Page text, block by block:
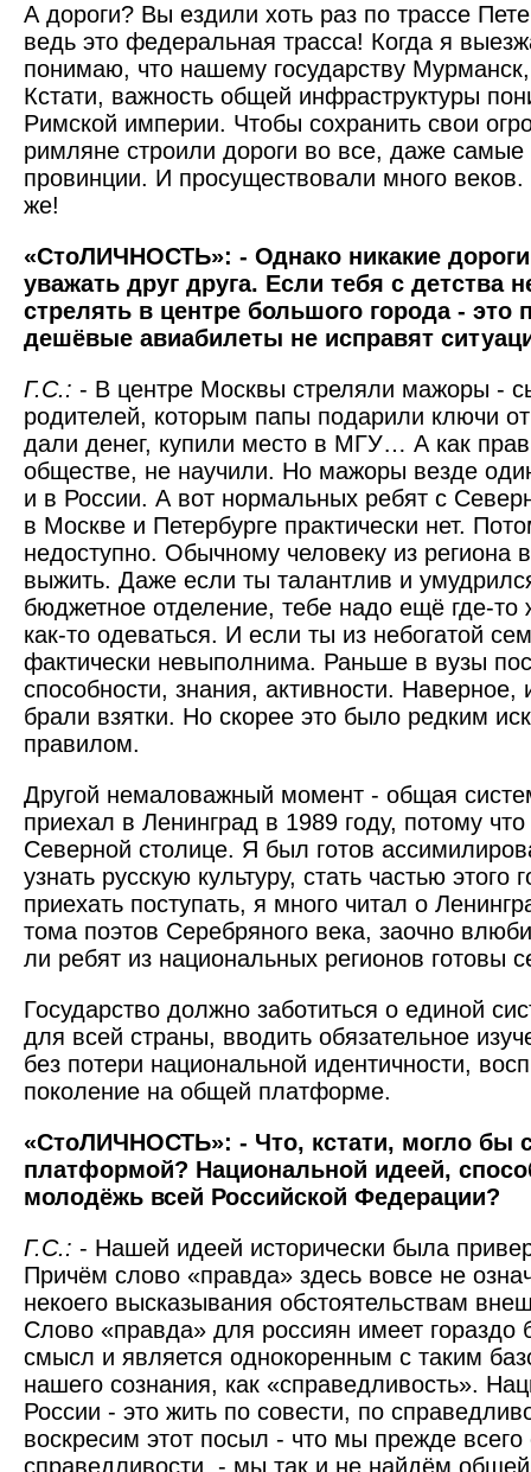
А дороги? Вы ездили хоть раз по трассе
ведь это федеральная трасса! Когда я
понимаю, что нашему государству
Кстати, важность общей инфраструктуры
Римской империи. Чтобы сохранить свои
римляне строили дороги во все, даже самые
провинции. И просуществовали много веков.
же!
«СтоЛИЧНОСТЬ»: - Однако никакие дороги
уважать друг друга. Если тебя с детства
стрелять в центре большого города - это
дешёвые авиабилеты не исправят
Г.С.: - В центре Москвы стреляли мажоры -
родителей, которым папы подарили ключи
дали денег, купили место в МГУ… А как
обществе, не научили. Но мажоры везде
и в России. А вот нормальных ребят с
в Москве и Петербурге практически нет.
недоступно. Обычному человеку из региона
выжить. Даже если ты талантлив и
бюджетное отделение, тебе надо ещё где-то
как-то одеваться. И если ты из небогатой
фактически невыполнима. Раньше в вузы
способности, знания, активности. Наверное,
брали взятки. Но скорее это было редким
правилом.
Другой немаловажный момент - общая
приехал в Ленинград в 1989 году, потому
Северной столице. Я был готов
узнать русскую культуру, стать частью
приехать поступать, я много читал о
тома поэтов Серебряного века, заочно
ли ребят из национальных регионов готовы
Государство должно заботиться о единой
для всей страны, вводить обязательное
без потери национальной идентичности,
поколение на общей платформе.
«СтоЛИЧНОСТЬ»: - Что, кстати, могло бы
платформой? Национальной идеей,
молодёжь всей Российской Федерации?
Г.С.: - Нашей идеей исторически была
Причём слово «правда» здесь вовсе не
некоего высказывания обстоятельствам
Слово «правда» для россиян имеет гораздо
смысл и является однокоренным с таким
нашего сознания, как «справедливость».
России - это жить по совести, по
воскресим этот посыл - что мы прежде
справедливости, - мы так и не найдём